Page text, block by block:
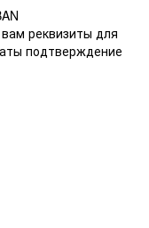
реквизиты для
подтверждение